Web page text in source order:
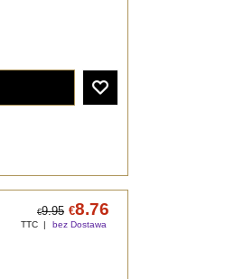
€9.95 €8.76
TTC bez Dostawa